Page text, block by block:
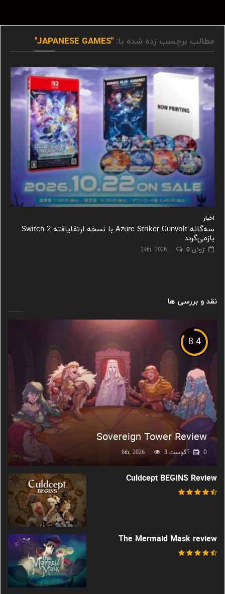
مطالب برچسب زده شده با: "JAPANESE GAMES"
اخبار
سه‌گانه Azure Striker Gunvolt با نسخه ارتقایافته Switch 2
بازمی‌گردد
ژوئن 24th, 2026 0
نقد و بررسی ها
8.4
Sovereign Tower Review
آگوست 6th, 2026 3 0
Culdcept BEGINS Review
The Mermaid Mask review